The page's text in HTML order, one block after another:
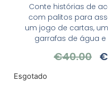
Conte histórias de
com palitos para
um jogo de cartas,
garrafas de água
€40.00 €
Esgotado